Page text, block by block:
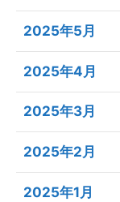
2025年5月
2025年4月
2025年3月
2025年2月
2025年1月